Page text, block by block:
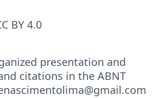
BY 4.0
presentation and
citations in the ABNT